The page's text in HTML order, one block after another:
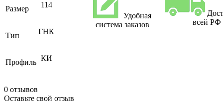
Размер 114
Тип ГНК
Профиль КИ
0 отзывов
Оставьте свой отзыв
Удобная
система заказов
всей РФ